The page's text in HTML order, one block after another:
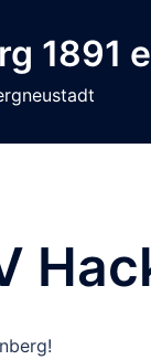
1891